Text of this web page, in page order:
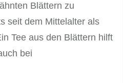
Blättern zu
seit dem Mittelalter als
Tee aus den Blättern hilft
bei